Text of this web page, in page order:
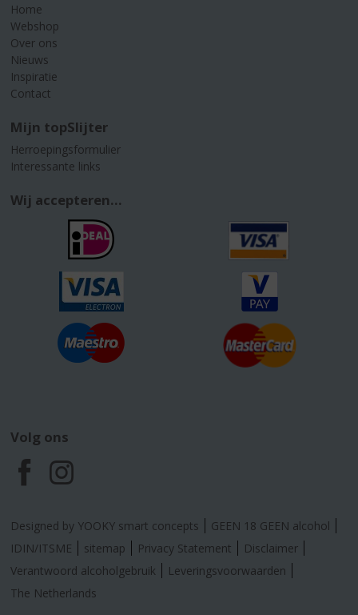
Home
Webshop
Over ons
Nieuws
Inspiratie
Contact
Mijn topSlijter
Herroepingsformulier
Interessante links
Wij accepteren...
Volg ons
F
a
c
e
I
n
s
t
Designed by YOOKY smart concepts
GEEN 18 GEEN alcohol
IDIN/ITSME
sitemap Privacy Statement
Disclaimer
Verantwoord alcoholgebruik
Leveringsvoorwaarden
The Netherlands